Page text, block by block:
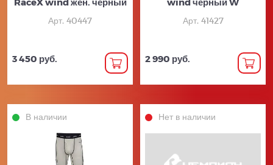
Арт. 40447
3 450 руб.
Арт. 41427
2 990 руб.
В наличии Нет в наличии